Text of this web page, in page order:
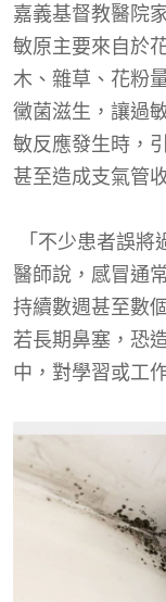
嘉義基督教醫院
敏原主要來自於
木、雜草、花粉
黴菌滋生，讓過
敏反應發生時，
甚至造成支氣管
「不少患者誤將
醫師說，感冒通
持續數週甚至數
若長期鼻塞，恐
中，對學習或工